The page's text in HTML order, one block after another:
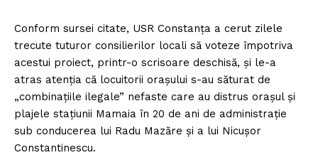
Conform sursei citate, USR Constanţa a cerut zilele
trecute tuturor consilierilor locali să voteze împotriva
acestui proiect, printr-o scrisoare deschisă, şi le-a
atras atenţia că locuitorii oraşului s-au săturat de
„combinaţiile ilegale” nefaste care au distrus oraşul şi
plajele staţiunii Mamaia în 20 de ani de administraţie
sub conducerea lui Radu Mazăre şi a lui Nicuşor
Constantinescu.